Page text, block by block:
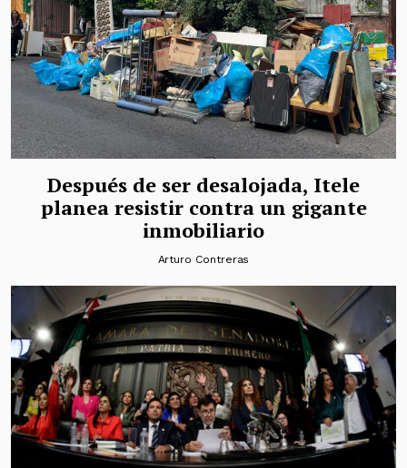
Después de ser desalojada, Itele
planea resistir contra un gigante
inmobiliario
Arturo Contreras